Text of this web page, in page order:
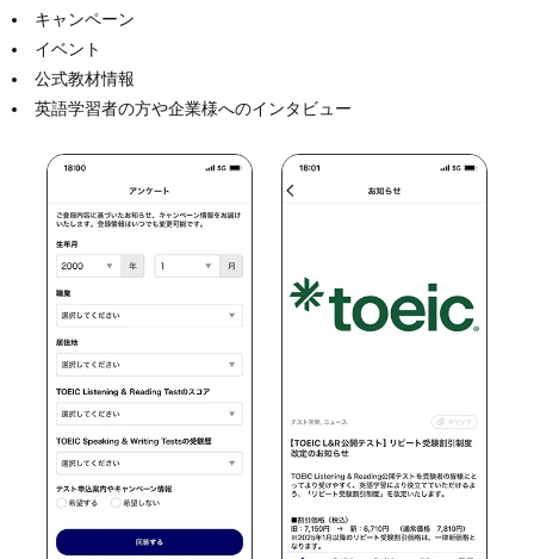
キャンペーン
イベント
公式教材情報
英語学習者の方や企業様へのインタビュー